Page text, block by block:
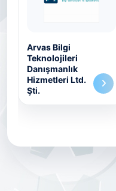
Arvas Bilgi
Teknolojileri
Danışmanlık
Hizmetleri Ltd.
Şti.